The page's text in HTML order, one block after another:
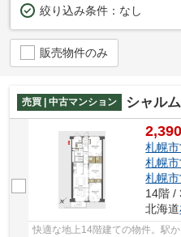
絞り込み条件： なし
販売物件のみ
売買 | 中古マンション シャル
札幌
札幌
札幌
14階 /
北海道
快適な地上14階建ての物件。駅